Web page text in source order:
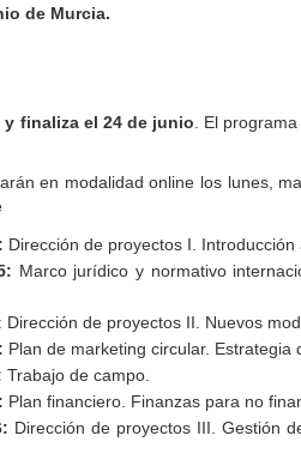
de Murcia.
y finaliza el 24 de junio . El
en modalidad online los lunes,
Dirección de proyectos I.
Marco jurídico y normativo
: Dirección de proyectos II. Nuevos
Plan de marketing circular. Estrategia
Trabajo de campo.
Plan financiero. Finanzas para no
Dirección de proyectos III. Gestión